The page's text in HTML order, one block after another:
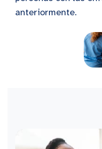
anteriormente.